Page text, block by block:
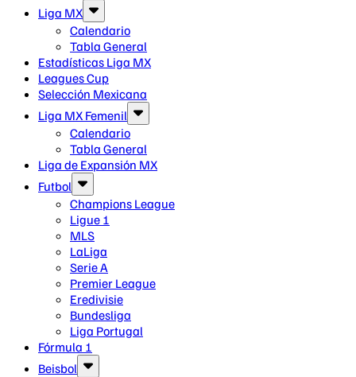
Liga MX
Calendario
Tabla General
Estadísticas Liga MX
Leagues Cup
Selección Mexicana
Liga MX Femenil
Calendario
Tabla General
Liga de Expansión MX
Futbol
Champions League
Ligue 1
MLS
LaLiga
Serie A
Premier League
Eredivisie
Bundesliga
Liga Portugal
Fórmula 1
Beisbol